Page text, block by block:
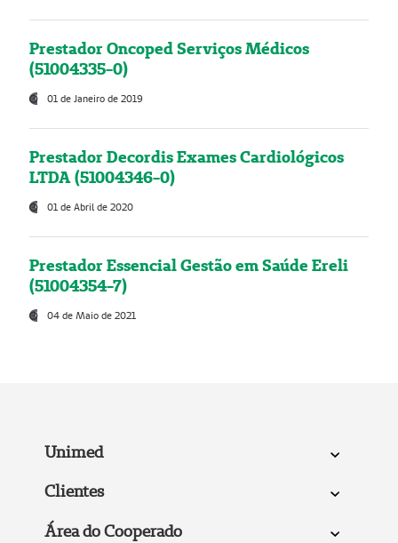
Prestador Oncoped Serviços Médicos
(51004335-0)
01 de Janeiro de 2019
Prestador Decordis Exames Cardiológicos
LTDA (51004346-0)
01 de Abril de 2020
Prestador Essencial Gestão em Saúde Ereli
(51004354-7)
04 de Maio de 2021
Unimed
Clientes
Área do Cooperado